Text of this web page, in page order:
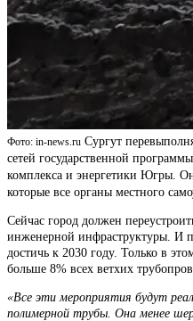
Фото: in-news.ru Сургут
сетей государственной
комплекса и энергетики Югры.
которые все органы местного
Сейчас город должен
инженерной инфраструктуры. И
достичь к 2030 году. Только в
больше 8% всех ветхих
«Все эти мероприятия будут
полимерной трубы. Она менее